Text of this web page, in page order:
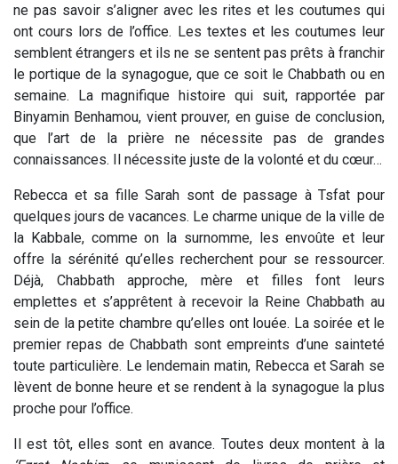
ne pas savoir s’aligner avec les rites et les coutumes qui
ont cours lors de l’office. Les textes et les coutumes leur
semblent étrangers et ils ne se sentent pas prêts à franchir
le portique de la synagogue, que ce soit le Chabbath ou en
semaine. La magnifique histoire qui suit, rapportée par
Binyamin Benhamou, vient prouver, en guise de conclusion,
que l’art de la prière ne nécessite pas de grandes
connaissances. Il nécessite juste de la volonté et du cœur…
Rebecca et sa fille Sarah sont de passage à Tsfat pour
quelques jours de vacances. Le charme unique de la ville de
la Kabbale, comme on la surnomme, les envoûte et leur
offre la sérénité qu’elles recherchent pour se ressourcer.
Déjà, Chabbath approche, mère et filles font leurs
emplettes et s’apprêtent à recevoir la Reine Chabbath au
sein de la petite chambre qu’elles ont louée. La soirée et le
premier repas de Chabbath sont empreints d’une sainteté
toute particulière. Le lendemain matin, Rebecca et Sarah se
lèvent de bonne heure et se rendent à la synagogue la plus
proche pour l’office.
Il est tôt, elles sont en avance. Toutes deux montent à la